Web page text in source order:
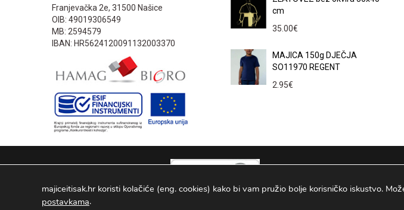
Franjevačka 2e, 31500 Našice
OIB: 49019306549
MB: 2594579
IBAN: HR5624120091132003370
cm
35.00€
MAJICA 150g DJEČJA
SO11970 REGENT
2.95€
PIN TRGOVINE
majiceitisak.hr koristi kolačiće (eng. cookies) kako bi vam pružio bolje korisničko iskustvo.
postavkama.